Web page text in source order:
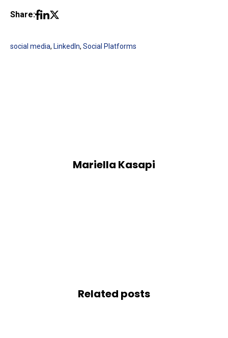
Share:
social media, LinkedIn, Social Platforms
Mariella Kasapi
Related posts